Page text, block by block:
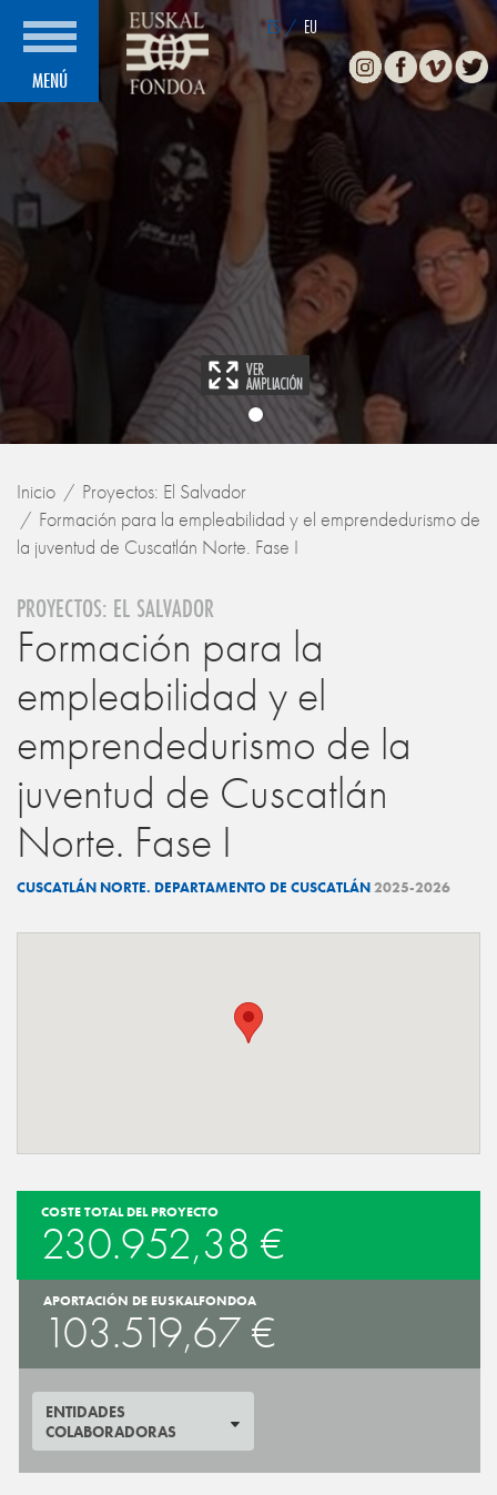
MENÚ
ES / EU
InstagramFacebookVimeo
Inicio
Proyectos: El Salvador
Formación para la empleabilidad y el emprendedurismo de
la juventud de Cuscatlán Norte. Fase I
PROYECTOS: EL SALVADOR
Formación para la
empleabilidad y el
emprendedurismo de la
juventud de Cuscatlán
Norte. Fase I
CUSCATLÁN NORTE. DEPARTAMENTO DE CUSCATLÁN2025-2026
COSTE TOTAL DEL PROYECTO
230.952,38 €
APORTACIÓN DE EUSKALFONDOA
103.519,67 €
ENTIDADES
COLABORADORAS